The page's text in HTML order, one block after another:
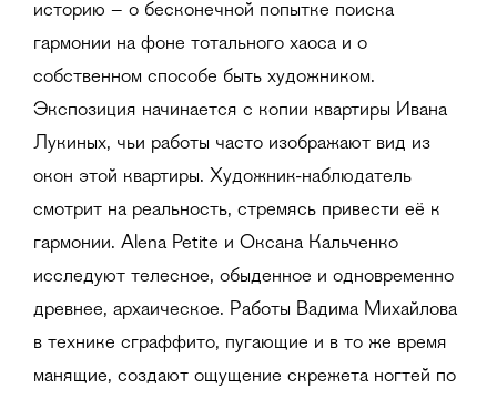
историю – о бесконечной попытке поиска
гармонии на фоне тотального хаоса и о
собственном способе быть художником.
Экспозиция начинается с копии квартиры Ивана
Лукиных, чьи работы часто изображают вид из
окон этой квартиры. Художник-наблюдатель
смотрит на реальность, стремясь привести её к
гармонии. Alena Petite и Оксана Кальченко
исследуют телесное, обыденное и одновременно
древнее, архаическое. Работы Вадима Михайлова
в технике сграффито, пугающие и в то же время
манящие, создают ощущение скрежета ногтей по